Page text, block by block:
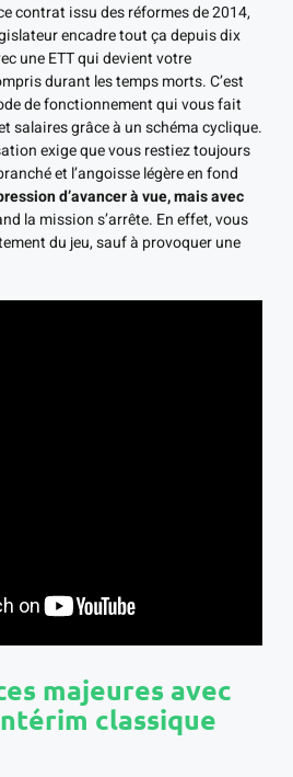
contrat issu des réformes de 2014,
encadre tout ça depuis dix
une ETT qui devient votre
durant les temps morts. C’est
de fonctionnement qui vous fait
salaires grâce à un schéma cyclique.
exige que vous restiez toujours
et l’angoisse légère en fond
d’avancer à vue, mais avec
la mission s’arrête. En effet, vous
du jeu, sauf à provoquer une
majeures avec
classique